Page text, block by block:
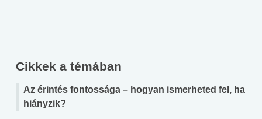
Cikkek a témában
Az érintés fontossága – hogyan ismerheted fel, ha
hiányzik?